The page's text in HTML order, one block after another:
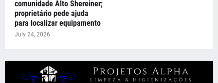
comunidade Alto Shereiner;
proprietário pede ajuda
para localizar equipamento
July 24, 2026